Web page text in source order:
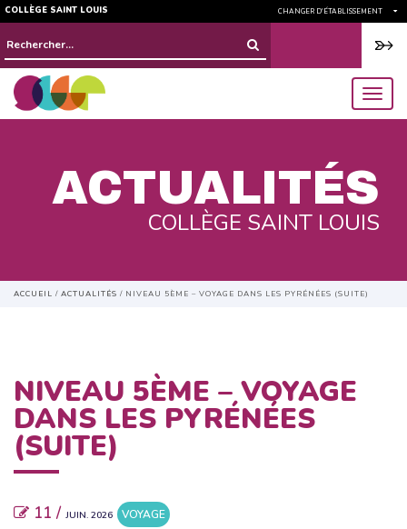
COLLÈGE SAINT LOUIS CHANGER D'ÉTABLISSEMENT
Rechercher :
menu
ACTUALITÉS
COLLÈGE SAINT LOUIS
ACCUEIL / ACTUALITÉS / NIVEAU 5ÈME – VOYAGE DANS LES PYRÉNÉES (SUITE)
NIVEAU 5ÈME – VOYAGE
DANS LES PYRÉNÉES
(SUITE)
11 / JUIN. 2026 VOYAGE